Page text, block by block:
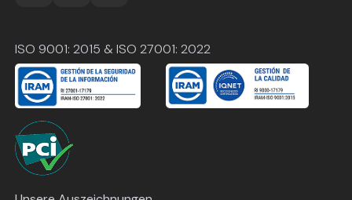
ISO 9001: 2015 & ISO 27001: 2022